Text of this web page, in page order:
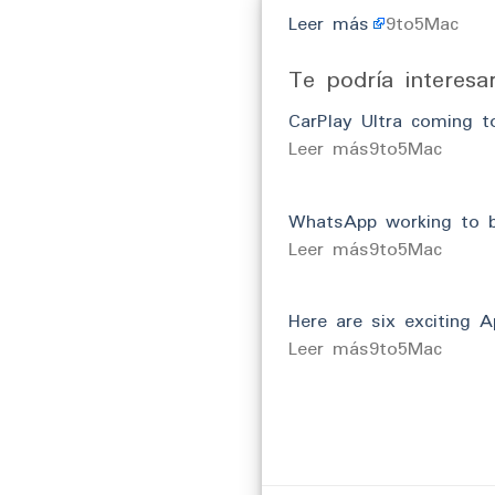
Leer más 9to5Mac
Te podría
CarPlay Ultra coming
​Leer más9to5Mac
WhatsApp working to
​Leer más9to5Mac
Here are six exciting
​Leer más9to5Mac